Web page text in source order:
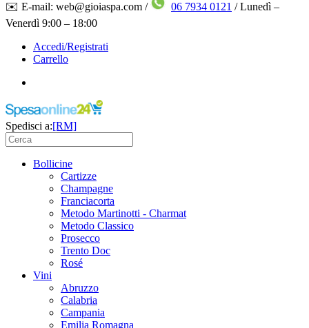
✉️ E-mail: web@gioiaspa.com / 06 7934 0121 / Lunedì –
Venerdì 9:00 – 18:00
Accedi/Registrati
Carrello
Spedisci a:[RM]
Bollicine
Cartizze
Champagne
Franciacorta
Metodo Martinotti - Charmat
Metodo Classico
Prosecco
Trento Doc
Rosé
Vini
Abruzzo
Calabria
Campania
Emilia Romagna